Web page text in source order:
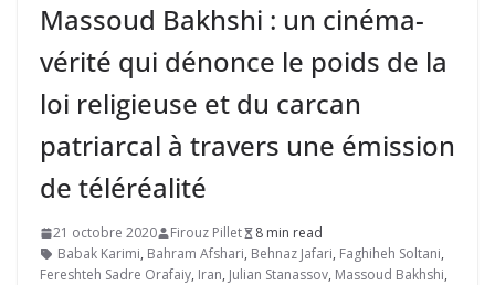
Massoud Bakhshi : un cinéma-
vérité qui dénonce le poids de la
loi religieuse et du carcan
patriarcal à travers une émission
de téléréalité
21 octobre 2020 Firouz Pillet
8 min read
Babak Karimi, Bahram Afshari, Behnaz Jafari, Faghiheh Soltani,
Fereshteh Sadre Orafaiy, Iran, Julian Stanassov, Massoud Bakhshi,